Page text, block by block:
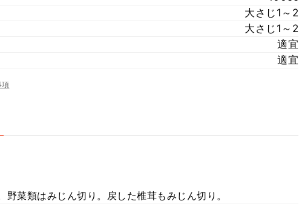
大さじ1～2
大さじ1～2
適宜
適宜
項
菜類はみじん切り。戻した椎茸もみじん切り。